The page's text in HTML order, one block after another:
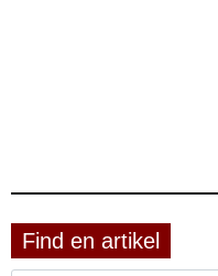
Find en artikel